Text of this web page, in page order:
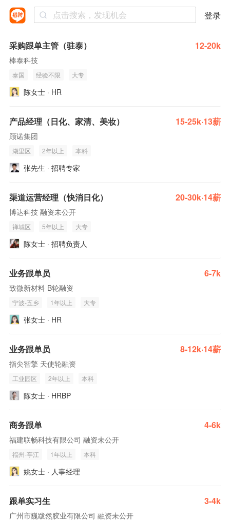
登录
采购跟单主管（驻泰） 12-20k
棒泰科技
泰国 经验不限 大专
陈女士 · HR
产品经理（日化、家清、美妆） 15-25k·13薪
顾诺集团
湖里区 2年以上 本科
张先生 · 招聘专家
渠道运营经理（快消日化） 20-30k·14薪
博达科技 融资未公开
禅城区 5年以上 大专
陈女士 · 招聘负责人
业务跟单员 6-7k
致微新材料 B轮融资
宁波-五乡 1年以上 大专
张女士 · HR
业务跟单员 8-12k·14薪
指尖智擎 天使轮融资
工业园区 2年以上 本科
陈女士 · HRBP
商务跟单 4-6k
福建联畅科技有限公司 融资未公开
福州-亭江 1年以上 本科
姚女士 · 人事经理
跟单实习生 3-4k
广州市巍跋然胶业有限公司 融资未公开